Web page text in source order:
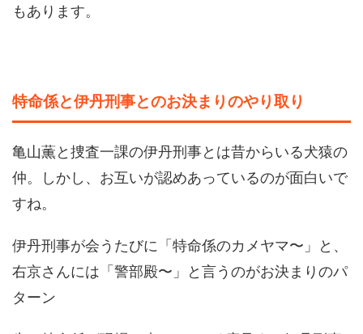
もあります。
特命係と伊丹刑事とのお決まりのやり取り
亀山薫と捜査一課の伊丹刑事とは昔からいる犬猿の
仲。しかし、お互いが認めあっているのが面白いで
すね。
伊丹刑事が会うたびに「特命係のカメヤマ〜」と、
右京さんには「警部殿〜」と言うのがお決まりのパ
ターン